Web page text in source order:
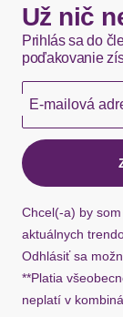
Okamžite
kuriérom
Hermes -
Okamžite
kuriérom
Už nič
Prihlás sa do
poďakovanie
E-mailová
Chcel(-a) by
aktuálnych
Odhlásiť sa
**Platia
neplatí v